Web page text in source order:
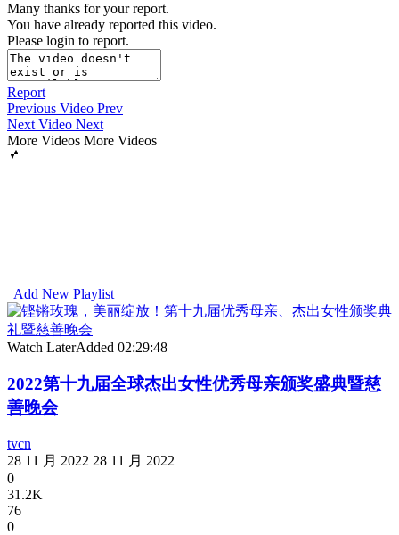
Many thanks for your report.
You have already reported this video.
Please login to report.
Report
Previous Video Prev
Next Video Next
More Videos More Videos
Add New Playlist
Watch LaterAdded 02:29:48
2022第十九届全球杰出女性优秀母亲颁奖盛典暨慈
善晚会
tvcn
28 11 月 2022 28 11 月 2022
0
31.2K
76
0